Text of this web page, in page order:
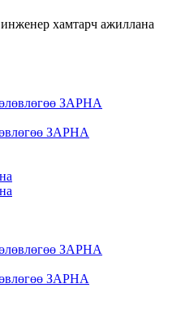
хамтарч ажиллана
ЗАРНА
ЗАРНА